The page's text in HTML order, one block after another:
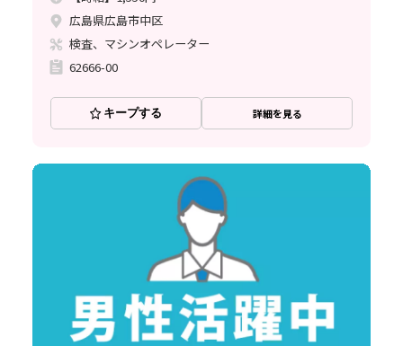
広島県広島市中区
検査、マシンオペレーター
62666-00
キープする 詳細を見る